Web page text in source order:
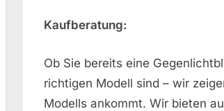
Kaufberatung:
Ob Sie bereits eine
richtigen Modell sind – wir
Modells ankommt. Wir bieten